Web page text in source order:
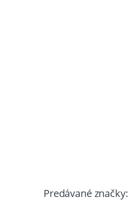
Predávané značky: